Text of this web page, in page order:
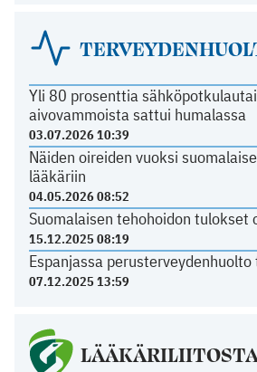
Yli 80 prosenttia
aivovammoista sattui humalassa
03.07.2026 10:39
Näiden oireiden vuoksi
lääkäriin
04.05.2026 08:52
Suomalaisen tehohoidon tulokset
15.12.2025 08:19
Espanjassa
07.12.2025 13:59